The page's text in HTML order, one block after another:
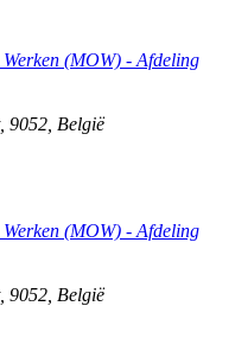
(MOW) - Afdeling
, 9052 België
(MOW) - Afdeling
, 9052 België